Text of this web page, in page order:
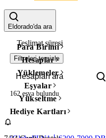
Eldorado'da ara
Para Birimi
Hesaplar
Yüklemeler
Eşyalar
Yükseltme
Hediye Kartları
Fiyat
Teslimat süresi
Filtreleri temizle
162 eşya bulundu